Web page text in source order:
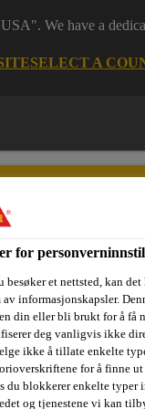
We have a
SELECT A
Tettebånd for fuger og
for
besøker et nettsted, kan
informasjonskapsler.
din eller bli brukt for å få
deg vanligvis ikke
ikke å tillate enkelte
for å finne
du blokkerer enkelte typer
og tjenestene vi kan